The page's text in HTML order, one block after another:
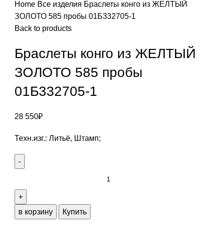
Home Все изделия Браслеты конго из ЖЕЛТЫЙ
ЗОЛОТО 585 пробы 01Б332705-1
Back to products
Браслеты конго из ЖЕЛТЫЙ
ЗОЛОТО 585 пробы
01Б332705-1
28 550₽
Техн.изг.: Литьё, Штамп;
в корзину Купить